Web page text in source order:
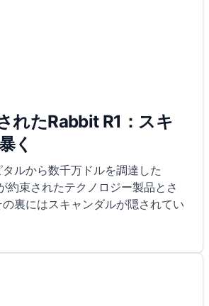
れたRabbit R1：スキ
く
ルから数千万ドルを調達した
約束されたテクノロジー製品とさ
裏にはスキャンダルが隠されてい